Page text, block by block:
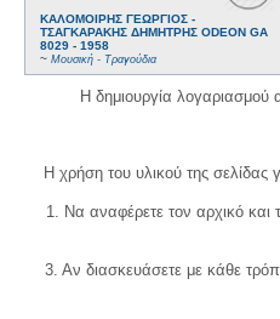
ΚΑΛΟΜΟΙΡΗΣ ΓΕΩΡΓΙΟΣ -
ΤΣΑΓΚΑΡΑΚΗΣ ΔΗΜΗΤΡΗΣ ODEON GA
8029 - 1958
~ Μουσική - Τραγούδια
Η δημιουργία λογαριασμού
Η χρήση του υλικού της
1. Να αναφέρετε τον αρχικό και
3. Αν διασκευάσετε με κάθε